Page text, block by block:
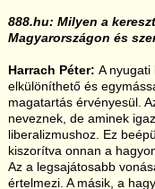
888.hu: Milyen a
Magyarországon és
Harrach Péter: A nyugati
elkülöníthető és
magatartás érvényesül.
neveznek, de aminek
liberalizmushoz. Ez
kiszorítva onnan a
Az a legsajátosabb
értelmezi. A másik, a